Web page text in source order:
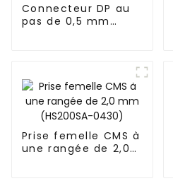
Connecteur DP au
pas de 0,5 mm
Prise femelle CMS à
une rangée de 2,0